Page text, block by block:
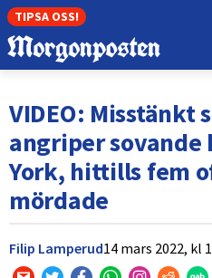
TIPSA OSS!
VIDEO: Misstänkt
angriper sovande
York, hittills fem
mördade
Filip Lamperud14 mars 2022, kl